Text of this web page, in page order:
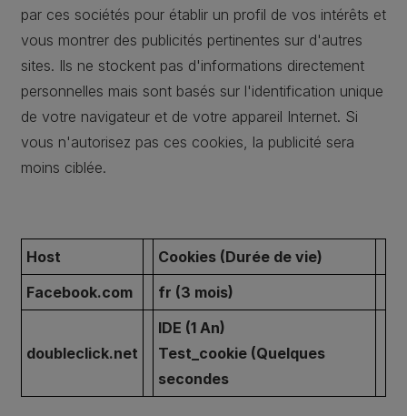
par ces sociétés pour établir un profil de vos intérêts et
vous montrer des publicités pertinentes sur d'autres
sites. Ils ne stockent pas d'informations directement
personnelles mais sont basés sur l'identification unique
de votre navigateur et de votre appareil Internet. Si
vous n'autorisez pas ces cookies, la publicité sera
moins ciblée.
Host
Cookies (Durée de vie)
Facebook.com
fr (3 mois)
doubleclick.net
IDE (1 An)
Test_cookie (Quelques
secondes